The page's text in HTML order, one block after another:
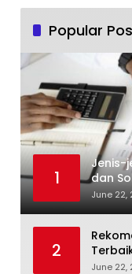
Popular
1
Jenis-
dan
Kamu
June 22,
2
Coba
June 22,